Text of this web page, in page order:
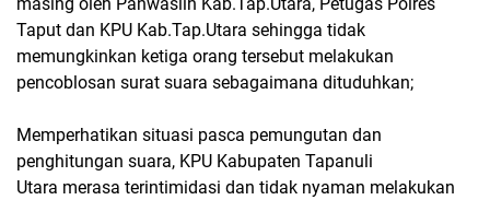
Taput dan KPU Kab.Tap.Utara sehingga tidak
memungkinkan ketiga orang tersebut melakukan
pencoblosan surat suara sebagaimana dituduhkan;
Memperhatikan situasi pasca pemungutan dan
penghitungan suara, KPU Kabupaten Tapanuli
Utara merasa terintimidasi dan tidak nyaman melakukan